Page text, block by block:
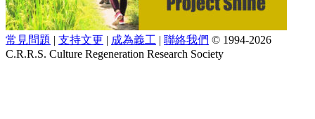
常見問題 | 支持文更 | 成為義工 | 聯絡我們 © 1994-2026
C.R.R.S. Culture Regeneration Research Society